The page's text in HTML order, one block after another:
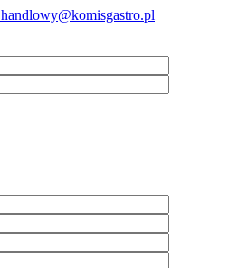
handlowy@komisgastro.pl